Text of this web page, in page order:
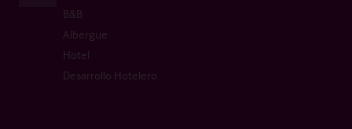
B&B
Albergue
Hotel
Desarrollo Hotelero